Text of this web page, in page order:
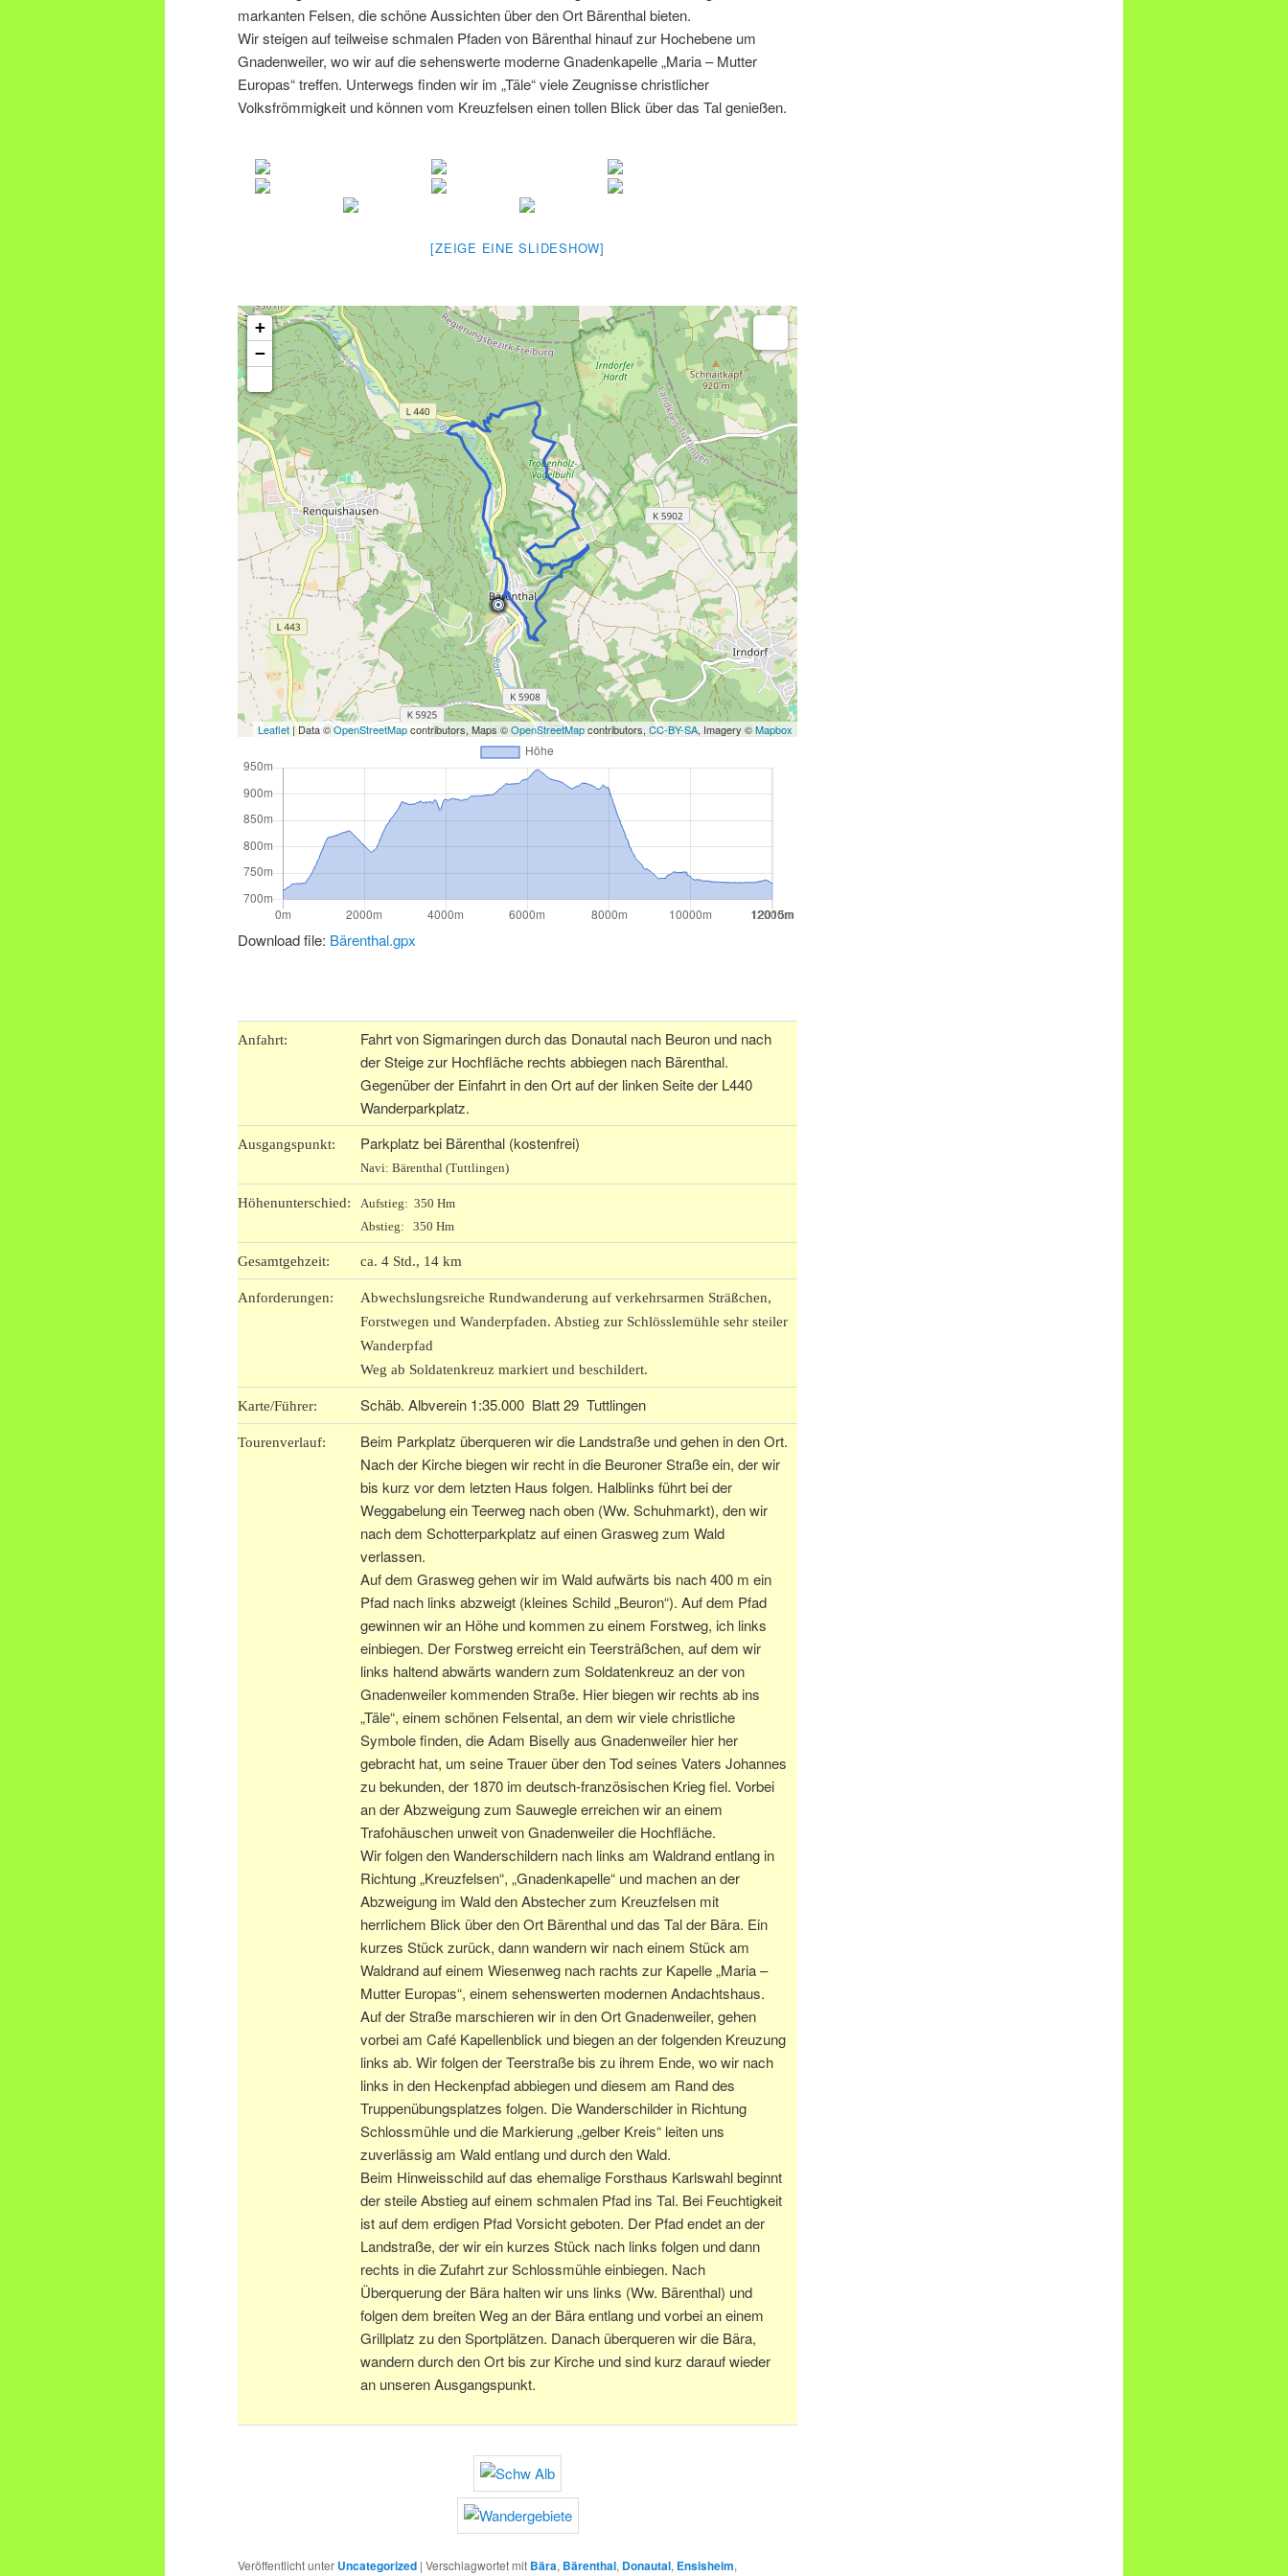
markanten Felsen, die schöne Aussichten über den Ort Bärenthal bieten.
Wir steigen auf teilweise schmalen Pfaden von Bärenthal hinauf zur Hochebene um
Gnadenweiler, wo wir auf die sehenswerte moderne Gnadenkapelle „Maria – Mutter
Europas“ treffen. Unterwegs finden wir im „Täle“ viele Zeugnisse christlicher
Volksfrömmigkeit und können vom Kreuzfelsen einen tollen Blick über das Tal genießen.
[ZEIGE EINE SLIDESHOW]
+
−
Leaflet | Data ©OpenStreetMapcontributors, Maps ©OpenStreetMapcontributors,CC-BY-SA, Imagery ©Mapbox
Download file: Bärenthal.gpx
Anfahrt:
Fahrt von Sigmaringen durch das Donautal nach Beuron und nach
der Steige zur Hochfläche rechts abbiegen nach Bärenthal.
Gegenüber der Einfahrt in den Ort auf der linken Seite der L440
Wanderparkplatz.
Ausgangspunkt: Parkplatz bei Bärenthal (kostenfrei)
Navi: Bärenthal (Tuttlingen)
Höhenunterschied:
Aufstieg: 350 Hm
Abstieg: 350 Hm
Gesamtgehzeit: ca. 4 Std., 14 km
Anforderungen:
Abwechslungsreiche Rundwanderung auf verkehrsarmen Sträßchen,
Forstwegen und Wanderpfaden. Abstieg zur Schlösslemühle sehr steiler
Wanderpfad
Weg ab Soldatenkreuz markiert und beschildert.
Karte/Führer: Schäb. Albverein 1:35.000 Blatt 29 Tuttlingen
Tourenverlauf:
Beim Parkplatz überqueren wir die Landstraße und gehen in den Ort.
Nach der Kirche biegen wir recht in die Beuroner Straße ein, der wir
bis kurz vor dem letzten Haus folgen. Halblinks führt bei der
Weggabelung ein Teerweg nach oben (Ww. Schuhmarkt), den wir
nach dem Schotterparkplatz auf einen Grasweg zum Wald
verlassen.
Auf dem Grasweg gehen wir im Wald aufwärts bis nach 400 m ein
Pfad nach links abzweigt (kleines Schild „Beuron“). Auf dem Pfad
gewinnen wir an Höhe und kommen zu einem Forstweg, ich links
einbiegen. Der Forstweg erreicht ein Teersträßchen, auf dem wir
links haltend abwärts wandern zum Soldatenkreuz an der von
Gnadenweiler kommenden Straße. Hier biegen wir rechts ab ins
„Täle“, einem schönen Felsental, an dem wir viele christliche
Symbole finden, die Adam Biselly aus Gnadenweiler hier her
gebracht hat, um seine Trauer über den Tod seines Vaters Johannes
zu bekunden, der 1870 im deutsch-französischen Krieg fiel. Vorbei
an der Abzweigung zum Sauwegle erreichen wir an einem
Trafohäuschen unweit von Gnadenweiler die Hochfläche.
Wir folgen den Wanderschildern nach links am Waldrand entlang in
Richtung „Kreuzfelsen“, „Gnadenkapelle“ und machen an der
Abzweigung im Wald den Abstecher zum Kreuzfelsen mit
herrlichem Blick über den Ort Bärenthal und das Tal der Bära. Ein
kurzes Stück zurück, dann wandern wir nach einem Stück am
Waldrand auf einem Wiesenweg nach rachts zur Kapelle „Maria –
Mutter Europas“, einem sehenswerten modernen Andachtshaus.
Auf der Straße marschieren wir in den Ort Gnadenweiler, gehen
vorbei am Café Kapellenblick und biegen an der folgenden Kreuzung
links ab. Wir folgen der Teerstraße bis zu ihrem Ende, wo wir nach
links in den Heckenpfad abbiegen und diesem am Rand des
Truppenübungsplatzes folgen. Die Wanderschilder in Richtung
Schlossmühle und die Markierung „gelber Kreis“ leiten uns
zuverlässig am Wald entlang und durch den Wald.
Beim Hinweisschild auf das ehemalige Forsthaus Karlswahl beginnt
der steile Abstieg auf einem schmalen Pfad ins Tal. Bei Feuchtigkeit
ist auf dem erdigen Pfad Vorsicht geboten. Der Pfad endet an der
Landstraße, der wir ein kurzes Stück nach links folgen und dann
rechts in die Zufahrt zur Schlossmühle einbiegen. Nach
Überquerung der Bära halten wir uns links (Ww. Bärenthal) und
folgen dem breiten Weg an der Bära entlang und vorbei an einem
Grillplatz zu den Sportplätzen. Danach überqueren wir die Bära,
wandern durch den Ort bis zur Kirche und sind kurz darauf wieder
an unseren Ausgangspunkt.
Veröffentlicht unter Uncategorized | Verschlagwortet mit Bära, Bärenthal, Donautal, Ensisheim,